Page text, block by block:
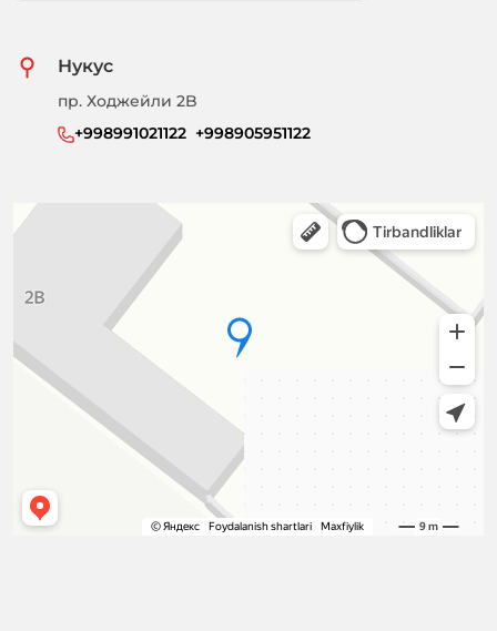
Нукус
пр. Ходжейли 2B
+998991021122  +998905951122